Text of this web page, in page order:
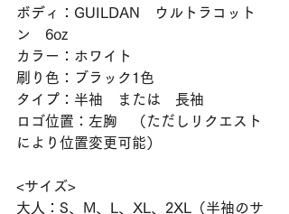
ボディ：GUILDAN　ウルトラコット
ン　6oz
カラー：ホワイト
刷り色：ブラック1色
タイプ：半袖　または　長袖
ロゴ位置：左胸　（ただしリクエスト
により位置変更可能）
<サイズ>
大人：S、M、L、XL、2XL（半袖のサ